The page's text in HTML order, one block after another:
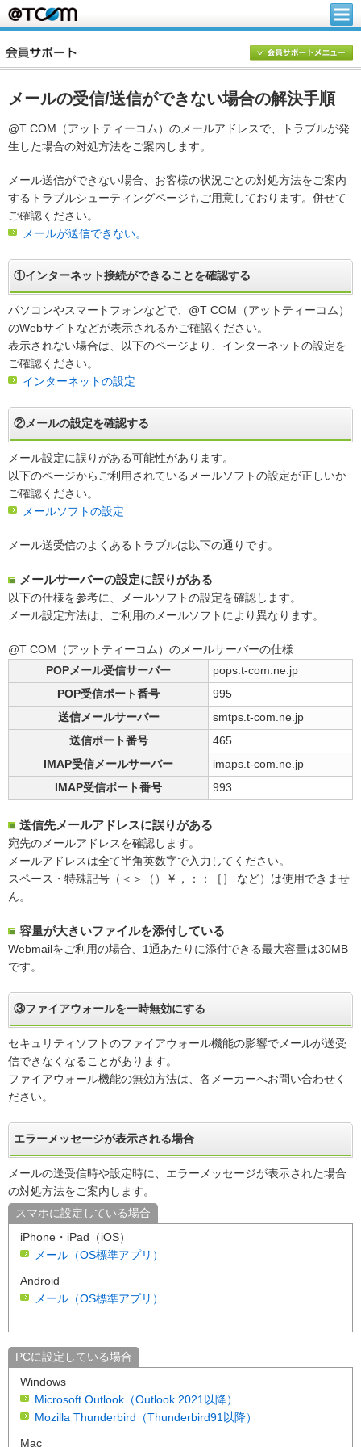
メールの受信/送信ができない場合の解決手順
@T COM（アットティーコム）のメールアドレスで、トラブルが発
生した場合の対処方法をご案内します。
メール送信ができない場合、お客様の状況ごとの対処方法をご案内
するトラブルシューティングページもご用意しております。併せて
ご確認ください。
メールが送信できない。
①インターネット接続ができることを確認する
パソコンやスマートフォンなどで、@T COM（アットティーコム）
のWebサイトなどが表示されるかご確認ください。
表示されない場合は、以下のページより、インターネットの設定を
ご確認ください。
インターネットの設定
②メールの設定を確認する
メール設定に誤りがある可能性があります。
以下のページからご利用されているメールソフトの設定が正しいか
ご確認ください。
メールソフトの設定
メール送受信のよくあるトラブルは以下の通りです。
メールサーバーの設定に誤りがある
以下の仕様を参考に、メールソフトの設定を確認します。
メール設定方法は、ご利用のメールソフトにより異なります。
@T COM（アットティーコム）のメールサーバーの仕様
POPメール受信サーバー
pops.t-com.ne.jp
POP受信ポート番号
995
送信メールサーバー
smtps.t-com.ne.jp
送信ポート番号
465
IMAP受信メールサーバー
imaps.t-com.ne.jp
IMAP受信ポート番号
993
送信先メールアドレスに誤りがある
宛先のメールアドレスを確認します。
メールアドレスは全て半角英数字で入力してください。
スペース・特殊記号（＜＞（）￥，：；［］ など）は使用できませ
ん。
容量が大きいファイルを添付している
Webmailをご利用の場合、1通あたりに添付できる最大容量は30MB
です。
③ファイアウォールを一時無効にする
セキュリティソフトのファイアウォール機能の影響でメールが送受
信できなくなることがあります。
ファイアウォール機能の無効方法は、各メーカーへお問い合わせく
ださい。
エラーメッセージが表示される場合
メールの送受信時や設定時に、エラーメッセージが表示された場合
の対処方法をご案内します。
スマホに設定している場合
iPhone・iPad（iOS）
メール（OS標準アプリ）
Android
メール（OS標準アプリ）
PCに設定している場合
Windows
Microsoft Outlook（Outlook 2021以降）
Mozilla Thunderbird（Thunderbird91以降）
Mac